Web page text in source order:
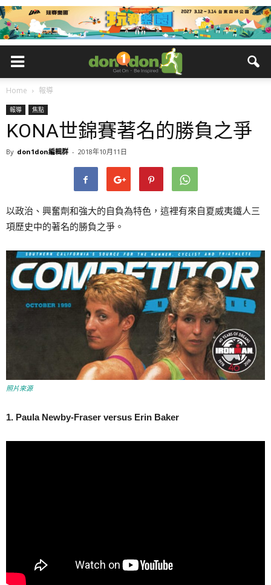
Home 報導
報導 焦點
KONA世錦賽著名的勝負之爭
By don1don編輯群 - 2018年10月11日
以政治、興奮劑和強大的自負為特色，這裡有來自夏威夷鐵人三
項歷史中的著名的勝負之爭。
照片來源
1. Paula Newby-Fraser versus Erin Baker